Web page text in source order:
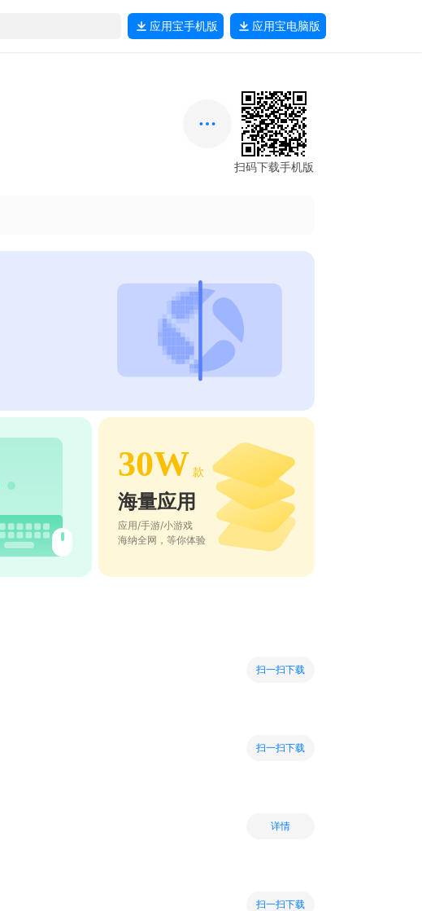
应用宝手机版 应用宝电脑版
扫码下载手机版
30W 款
海量应用
应用/手游/小游戏
海纳全网，等你体验
扫一扫下载
扫一扫下载
详情
扫一扫下载